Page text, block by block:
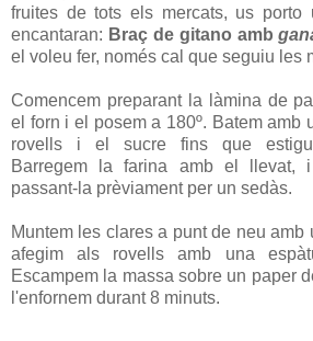
fruites de tots els mercats, us porto
encantaran: Braç de gitano amb
el voleu fer, només cal que seguiu les
Comencem preparant la làmina de
el forn i el posem a 180º. Batem amb
rovells i el sucre fins que
Barregem la farina amb el llevat,
passant-la prèviament per un sedàs.
Muntem les clares a punt de neu
afegim als rovells amb una
Escampem la massa sobre un paper
l'enfornem durant 8 minuts.